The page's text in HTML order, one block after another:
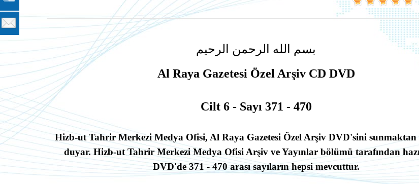
بسم الله الرحمن الرحيم
Al Raya Gazetesi Özel Arşiv CD DVD
Cilt 6 - Sayı 371 - 470
Hizb-ut Tahrir Merkezi Medya Ofisi, Al Raya Gazetesi Özel Arşiv DVD'sini
duyar. Hizb-ut Tahrir Merkezi Medya Ofisi Arşiv ve Yayınlar bölümü tarafından
DVD'de 371 - 470arası sayıların hepsi mevcuttur.